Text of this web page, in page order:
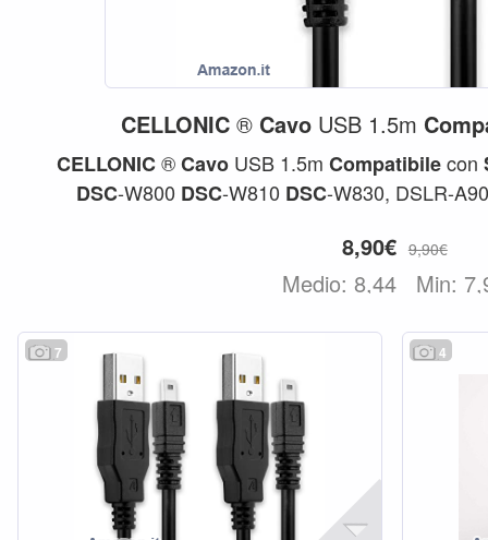
CELLONIC® CavoUSB 1.5m
CELLONIC®Cavo USB 1.5mCompatibilecon
DSC-W800 DSC-W810 DSC-W830, DSLR-
8,90€ 9,90€
Medio: 8,44 Min:
7 4